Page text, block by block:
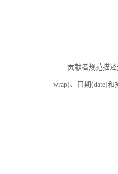
贡献者规范描
wrap)、日期(date)和